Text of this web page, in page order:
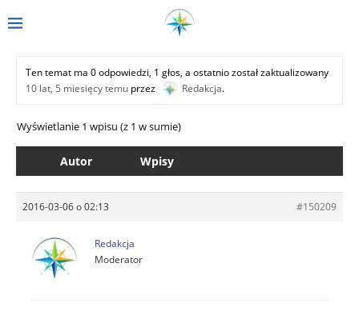
Ten temat ma 0 odpowiedzi, 1 głos, a ostatnio został zaktualizowany
10 lat, 5 miesięcy temu przez Redakcja.
Wyświetlanie 1 wpisu (z 1 w sumie)
Autor Wpisy
2016-03-06 o 02:13 #150209
Redakcja
Moderator